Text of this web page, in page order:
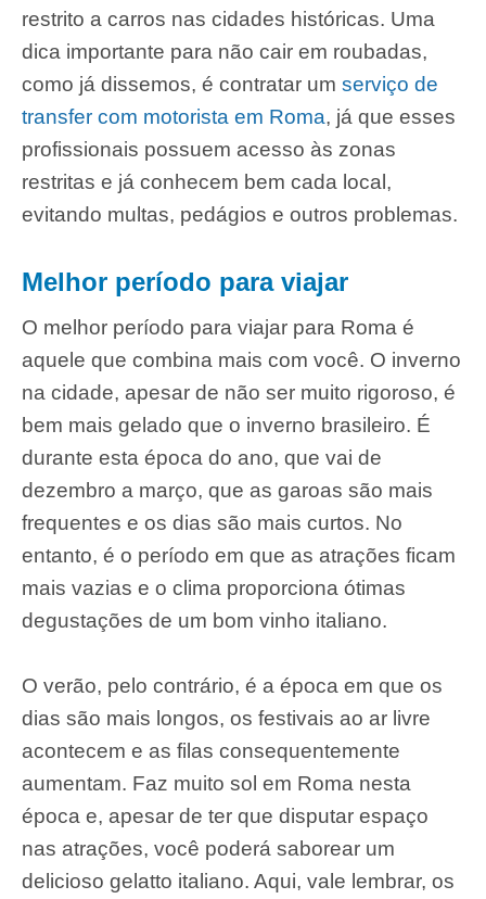
restrito a carros nas cidades históricas. Uma
dica importante para não cair em roubadas,
como já dissemos, é contratar um serviço de
transfer com motorista em Roma, já que esses
profissionais possuem acesso às zonas
restritas e já conhecem bem cada local,
evitando multas, pedágios e outros problemas.
Melhor período para viajar
O melhor período para viajar para Roma é
aquele que combina mais com você. O inverno
na cidade, apesar de não ser muito rigoroso, é
bem mais gelado que o inverno brasileiro. É
durante esta época do ano, que vai de
dezembro a março, que as garoas são mais
frequentes e os dias são mais curtos. No
entanto, é o período em que as atrações ficam
mais vazias e o clima proporciona ótimas
degustações de um bom vinho italiano.
O verão, pelo contrário, é a época em que os
dias são mais longos, os festivais ao ar livre
acontecem e as filas consequentemente
aumentam. Faz muito sol em Roma nesta
época e, apesar de ter que disputar espaço
nas atrações, você poderá saborear um
delicioso gelatto italiano. Aqui, vale lembrar, os